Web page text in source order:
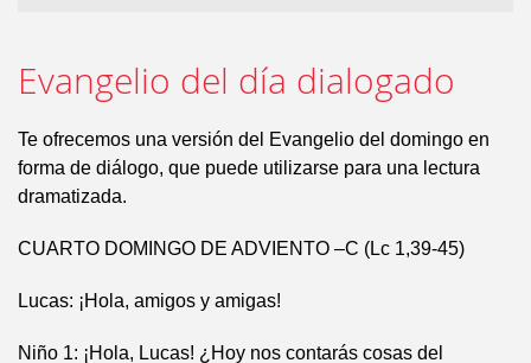
Evangelio del día dialogado
Te ofrecemos una versión del Evangelio del domingo en
forma de diálogo, que puede utilizarse para una lectura
dramatizada.
CUARTO DOMINGO DE ADVIENTO –C (Lc 1,39-45)
Lucas: ¡Hola, amigos y amigas!
Niño 1: ¡Hola, Lucas! ¿Hoy nos contarás cosas del